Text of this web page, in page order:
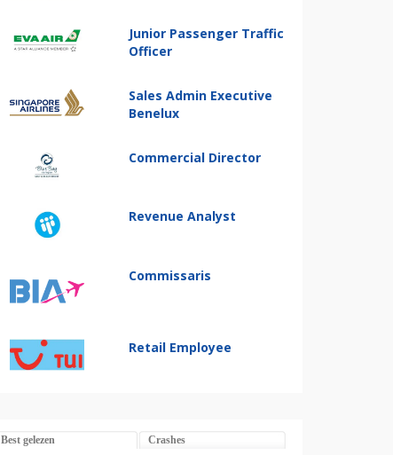
Junior Passenger Traffic
Officer
Sales Admin Executive
Benelux
Commercial Director
Revenue Analyst
Commissaris
Retail Employee
Best gelezen Crashes